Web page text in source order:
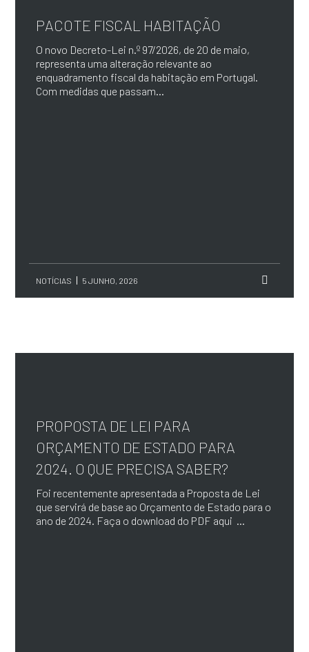
PACOTE FISCAL HABITAÇÃO
O novo Decreto-Lei n.º 97/2026, de 20 de maio,
representa uma alteração relevante ao
enquadramento fiscal da habitação em Portugal.
Com medidas que passam...
NOTÍCIAS 5 JUNHO, 2026
PROPOSTA DE LEI PARA
ORÇAMENTO DE ESTADO PARA
2024. O QUE PRECISA SABER?
Foi recentemente apresentada a Proposta de Lei
que servirá de base ao Orçamento de Estado para o
ano de 2024. Faça o download do PDF aqui ...